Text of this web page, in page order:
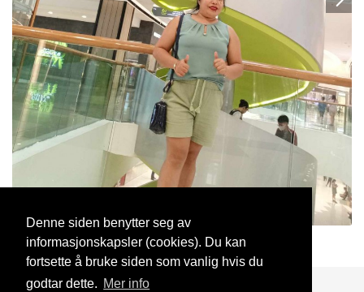
Denne siden benytter seg av
informasjonskapsler (cookies). Du kan
fortsette å bruke siden som vanlig hvis du
godtar dette. Mer info
soy 19 Jul, 2024
Blogg Support Kontakt oss